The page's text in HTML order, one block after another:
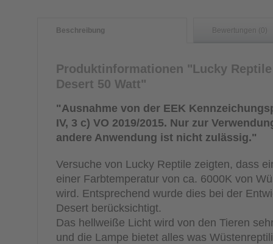
Beschreibung Bewertungen (0)
Produktinformationen "Lucky
Desert 50 Watt"
"Ausnahme von der EEK
IV, 3 c) VO 2019/2015. Nur zur
andere Anwendung ist nicht zulässig."
Versuche von Lucky Reptile zeigten, dass
einer Farbtemperatur von ca. 6000K von
wird. Entsprechend wurde dies bei der
Desert berücksichtigt.
Das hellweiße Licht wird von den Tieren
und die Lampe bietet alles was